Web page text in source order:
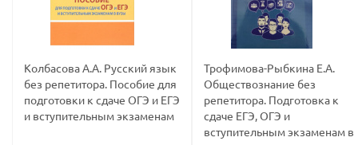
Колбасова А.А. Русский язык
без репетитора. Пособие для
подготовки к сдаче ОГЭ и ЕГЭ
и вступительным экзаменам
Трофимова-Рыбкина Е.А.
Обществознание без
репетитора. Подготовка к
сдаче ЕГЭ, ОГЭ и
вступительным экзаменам в